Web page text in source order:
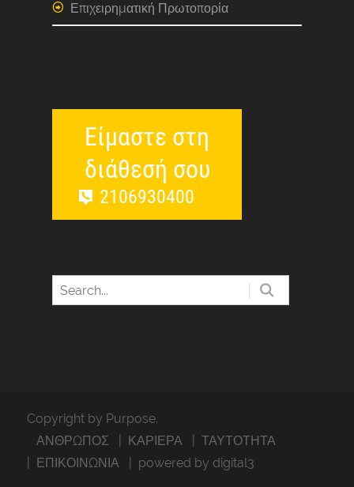
Επιχειρηματική Πρωτοπορία
Είμαστε στη
διάθεσή σου
2106930400
Copyright by Purpose.
ΑΝΘΡΩΠΟΣ
ΚΑΡΙΕΡΑ
ΤΑΥΤΟΤΗΤΑ
ΕΠΙΚΟΙΝΩΝΙΑ
powered by digital3